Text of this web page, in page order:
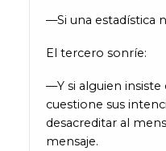
—Si una estadística
El tercero sonríe:
—Y si alguien insiste
cuestione sus
desacreditar al
mensaje.